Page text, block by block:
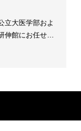
立大医学部およ
伸館にお任せく
豊中)・兵庫